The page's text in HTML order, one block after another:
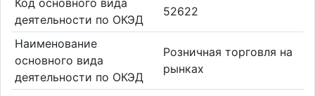
деятельности по ОКЭД
52622
Наименование
основного вида
деятельности по ОКЭД
Розничная торговля на
рынках